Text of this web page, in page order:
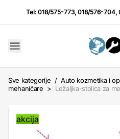
Tel:018/575-773,018/576-704,
Sve kategorije / Auto kozmetika i
mehaničare > Ležaljka-stolica za
akcija